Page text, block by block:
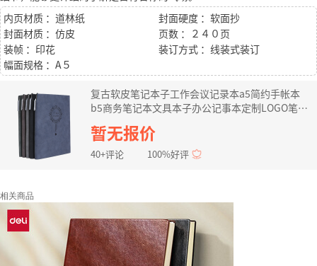
内页材质 ：道林纸
封面硬度 ：软面抄
封面材质 ：仿皮
页数 ：２４０页
装帧 ：印花
装订方式 ：线装式装订
幅面规格 ：A５
复古软皮笔记本子工作会议记录本a5简约手帐本
b5商务笔记本文具本子办公记事本定制LOGO笔记
本礼盒 灰色 B5 礼盒套装
暂无报价
40+评论 100%好评
相关商品